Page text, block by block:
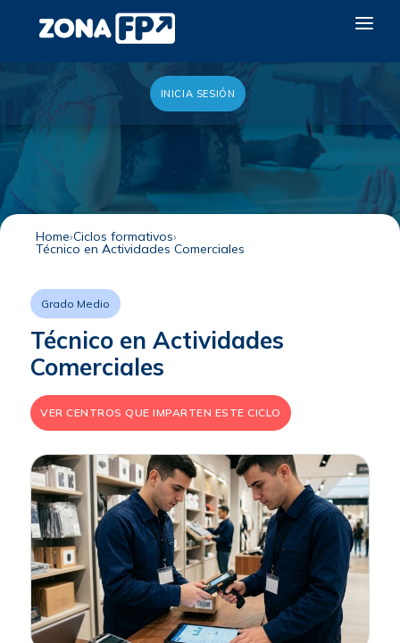
NOTICIAS
QUIERO EXPONER
INICIA SESIÓN
Home Ciclos formativos
Técnico en Actividades Comerciales
Grado Medio
Técnico en Actividades
Comerciales
VER CENTROS QUE IMPARTEN ESTE CICLO